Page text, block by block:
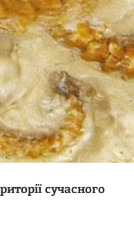
сучасного